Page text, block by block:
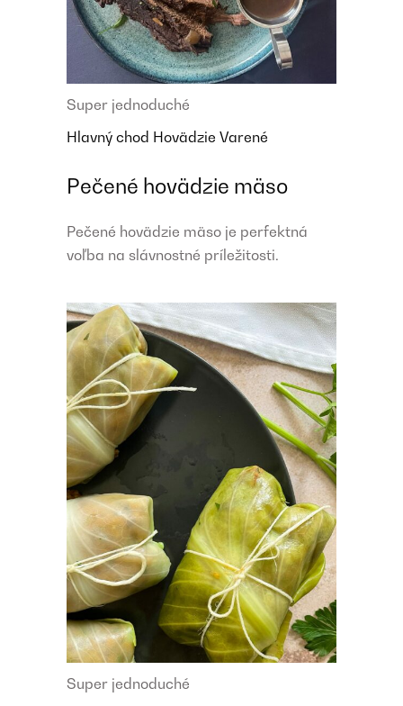
Super jednoduché
Hlavný chod Hovädzie Varené
Pečené hovädzie mäso
Pečené hovädzie mäso je perfektná
voľba na slávnostné príležitosti.
Super jednoduché